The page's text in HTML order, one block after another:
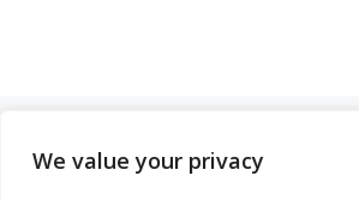
We value your privacy